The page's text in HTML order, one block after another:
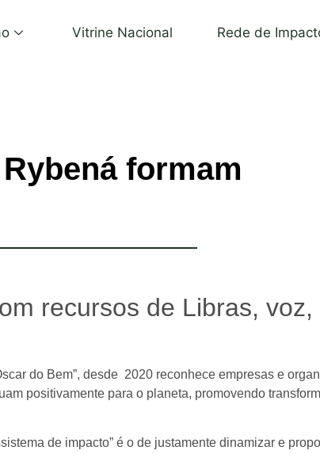
Vitrine Nacional Rede de
formam
recursos de Libras, voz,
do Bem”, desde 2020 reconhece empresas e
positivamente para o planeta, promovendo
de impacto” é o de justamente dinamizar e